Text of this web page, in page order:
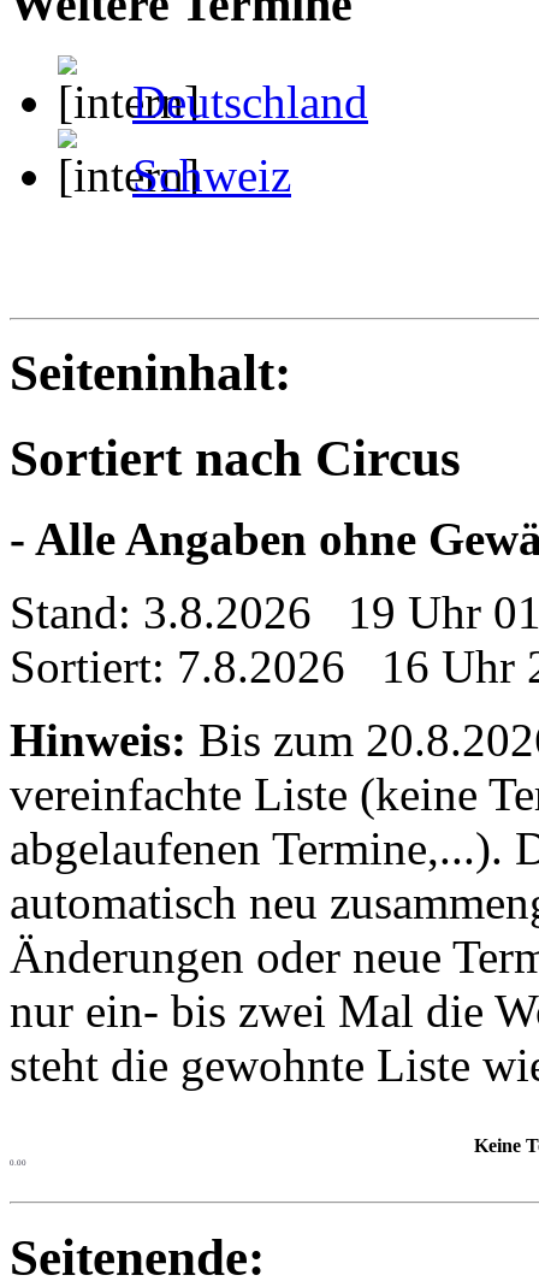
Deutschland
Schweiz
Seiteninhalt:
Sortiert nach Circus
- Alle Angaben ohne
Stand: 3.8.2026 19 Uhr
Sortiert: 7.8.2026 16 Uhr
Hinweis: Bis zum
vereinfachte Liste (keine
abgelaufenen
automatisch neu
Änderungen oder neue
nur ein- bis zwei Mal die
steht die gewohnte Liste
Keine
0.00
Seitenende: